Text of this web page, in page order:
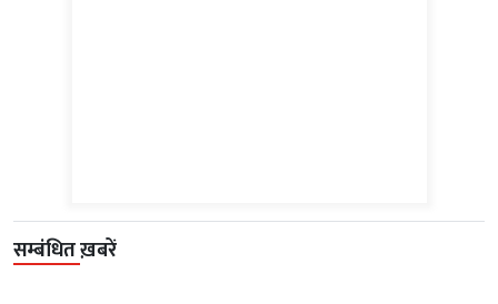
सम्बंधित ख़बरें